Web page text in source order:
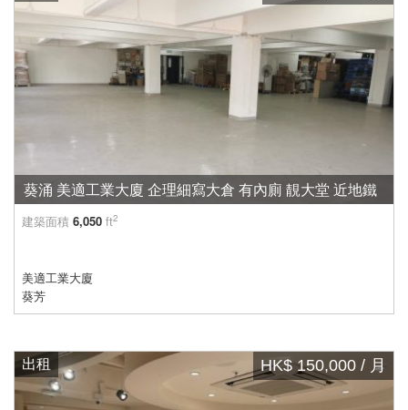
葵涌 美適工業大廈 企理細寫大倉 有內廁 靚大堂 近地鐵
建築面積 6,050 ft2
美適工業大廈
葵芳
出租 HK$ 150,000 / 月